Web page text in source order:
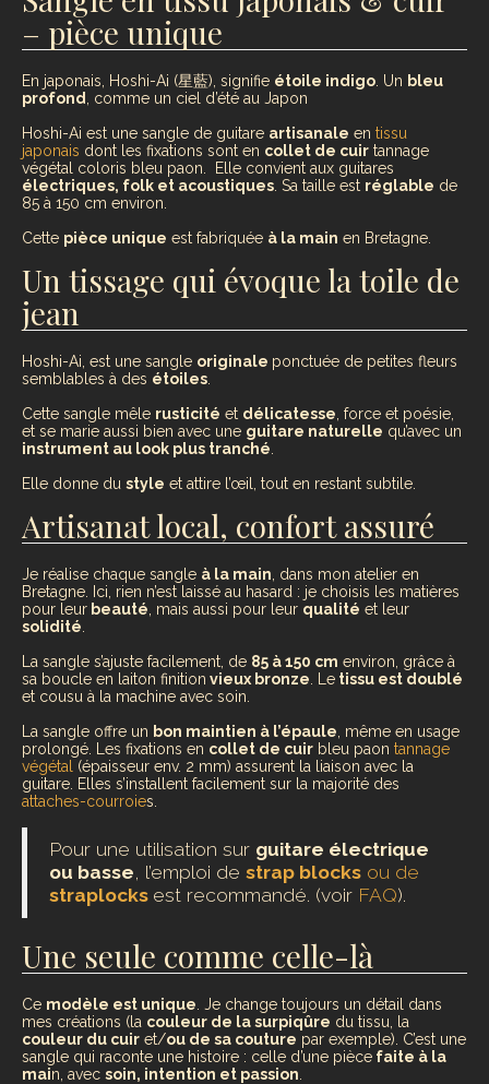
– pièce unique
En japonais, Hoshi-Ai (星藍), signifie étoile indigo . Un bleu
profond , comme un ciel d’été au Japon
Hoshi-Ai est une sangle de guitare artisanale en tissu
japonais dont les fixations sont en collet de cuir tannage
végétal coloris bleu paon. Elle convient aux guitares
électriques, folk et acoustiques . Sa taille est réglable de
85 à 150 cm environ.
Cette pièce unique est fabriquée à la main en Bretagne.
Un tissage qui évoque la toile de
jean
Hoshi-Ai, est une sangle originale ponctuée de petites fleurs
semblables à des étoiles
Cette sangle mêle rusticité et délicatesse , force et poésie,
et se marie aussi bien avec une guitare naturelle qu’avec un
instrument au look plus tranché
Elle donne du style et attire l’œil, tout en restant subtile.
Artisanat local, confort assuré
Je réalise chaque sangle à la main , dans mon atelier en
Bretagne. Ici, rien n’est laissé au hasard : je choisis les matières
pour leur beauté , mais aussi pour leur qualité et leur
solidité
La sangle s’ajuste facilement, de 85 à 150 cm environ, grâce à
sa boucle en laiton finition vieux bronze . Le tissu est doublé
et cousu à la machine avec soin.
La sangle offre un bon maintien à l’épaule , même en usage
prolongé. Les fixations en collet de cuir bleu paon tannage
végétal (épaisseur env. 2 mm) assurent la liaison avec la
guitare. Elles s’installent facilement sur la majorité des
attaches-courroies.
Pour une utilisation sur guitare électrique
ou basse, l’emploi de strap blocks ou de
straplocks est recommandé. (voir FAQ).
Une seule comme celle-là
Ce modèle est unique . Je change toujours un détail dans
mes créations (la couleur de la surpiqûre du tissu, la
couleur du cuir et/ou de sa couture par exemple). C’est une
sangle qui raconte une histoire : celle d’une pièce faite à la
main, avec soin, intention et passion